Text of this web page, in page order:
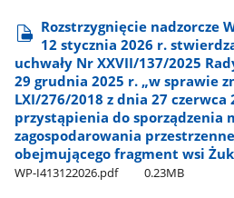
Rozstrzygnięcie nadzorcze
12 stycznia 2026 r.
uchwały Nr XXVII/137/2025
29 grudnia 2025 r. „w sprawie
LXI/276/2018 z dnia 27
przystąpienia do sporządzenia
zagospodarowania
obejmującego fragment wsi
WP-I413122026.pdf 0.23MB